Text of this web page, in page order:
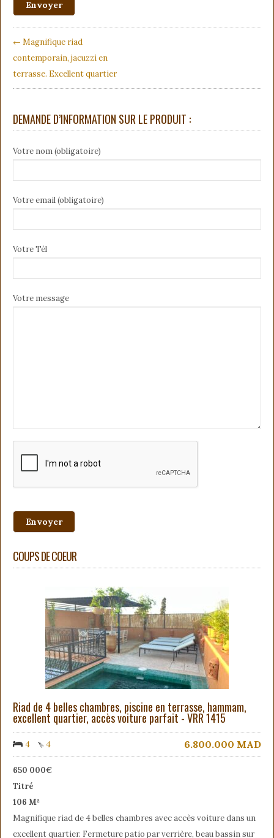
← Magnifique riad
contemporain, jacuzzi en
terrasse. Excellent quartier
DEMANDE D’INFORMATION SUR LE PRODUIT :
Votre nom (obligatoire)
Votre email (obligatoire)
Votre Tél
Votre message
COUPS DE COEUR
Riad de 4 belles chambres, piscine en terrasse, hammam,
excellent quartier, accès voiture parfait - VRR 1415
4 4 6.800.000 MAD
650 000€
Titré
106 M²
Magnifique riad de 4 belles chambres avec accès voiture dans un
excellent quartier. Fermeture patio par verrière, beau bassin sur